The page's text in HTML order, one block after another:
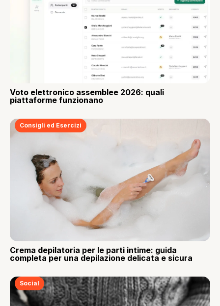
Voto elettronico assemblee 2026: quali
piattaforme funzionano
Consigli ed Esercizi
Crema depilatoria per le parti intime: guida
completa per una depilazione delicata e sicura
Social